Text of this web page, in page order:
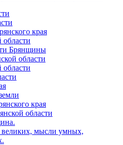
края
области
Брянщины
области
области
края
области
великих, мысли умных,